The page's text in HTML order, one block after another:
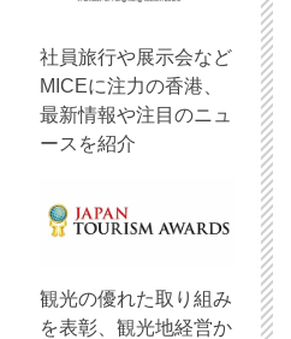
社員旅行や展示会など
MICEに注力の香港、
最新情報や注目のニュ
ースを紹介
観光の優れた取り組み
を表彰、観光地経営か